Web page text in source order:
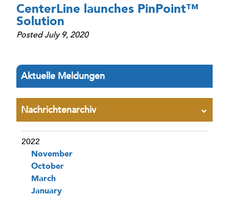
Aktuelle Meldungen
Nachrichtenarchiv
2022
November
October
March
January
CenterLine launches PinPoint™
Solution
Posted July 9, 2020